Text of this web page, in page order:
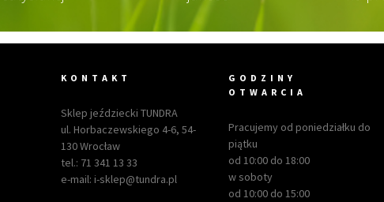
KONTAKT
Sklep jeździecki TUNDRA
ul. Horbaczewskiego 4-6, 54-
130 Wrocław
tel.: 71 341 13 33
e-mail: i-sklep@tundra.pl
GODZINY
OTWARCIA
Pracujemy od poniedziałku do
piątku
od 10:00 do 18:00
w soboty
od 10:00 do 15:00